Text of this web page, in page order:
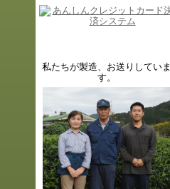
私たちが製造、 お送りしていま
す。